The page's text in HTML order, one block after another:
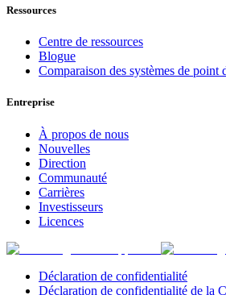
Ressources
Centre de ressources
Blogue
Comparaison des systèmes de point
Entreprise
À propos de nous
Nouvelles
Direction
Communauté
Carrières
Investisseurs
Licences
Déclaration de confidentialité
Déclaration de confidentialité de la